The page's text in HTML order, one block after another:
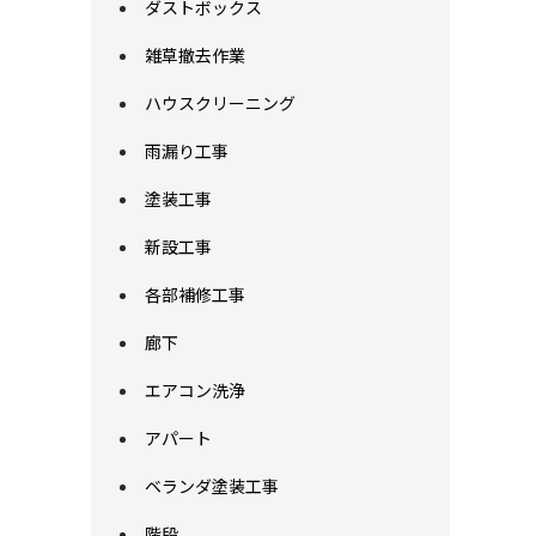
ダストボックス
雑草撤去作業
ハウスクリーニング
雨漏り工事
塗装工事
新設工事
各部補修工事
廊下
エアコン洗浄
アパート
ベランダ塗装工事